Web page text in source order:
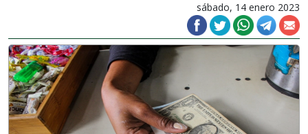
sábado, 14 enero 2023